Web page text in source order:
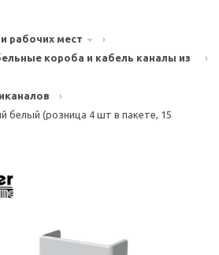
рабочих мест
›
короба и кабель каналы из
›
›
белый (розница 4 шт в пакете, 15